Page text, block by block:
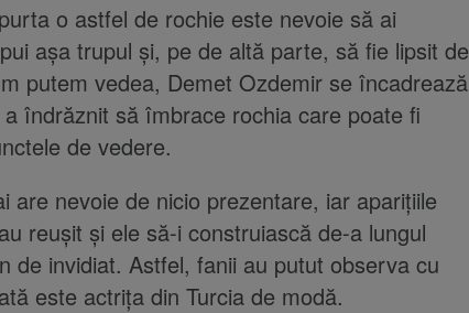
o astfel de rochie este nevoie să ai
așa trupul și, pe de altă parte, să fie lipsit de
putem vedea, Demet Ozdemir se încadrează
îndrăznit să îmbrace rochia care poate fi
de vedere.
are nevoie de nicio prezentare, iar aparițiile
reușit și ele să-i construiască de-a lungul
de invidiat. Astfel, fanii au putut observa cu
este actrița din Turcia de modă.